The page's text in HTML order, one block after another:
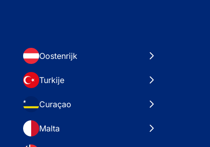
Oostenrijk
Turkije
Curaçao
Malta